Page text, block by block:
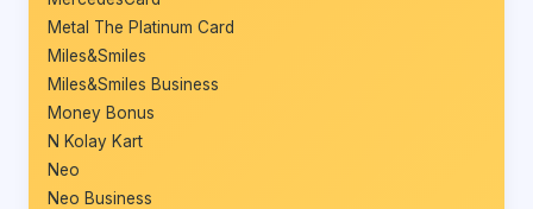
Metal The Platinum Card
Miles&Smiles
Miles&Smiles Business
Money Bonus
N Kolay Kart
Neo
Neo Business